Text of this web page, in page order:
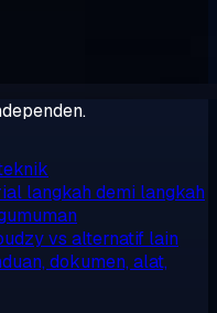
langkah demi langkah
vs alternatif lain
dokumen, alat,